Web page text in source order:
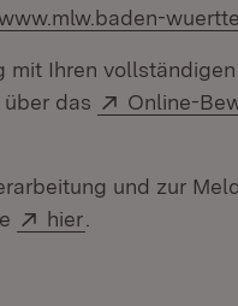
mit Ihren
das
Extern:
Online-
und zur
Extern:
hier